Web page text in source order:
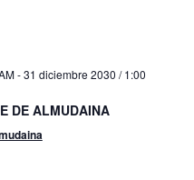
-31 diciembre 2030 / 1:00
DE ALMUDAINA